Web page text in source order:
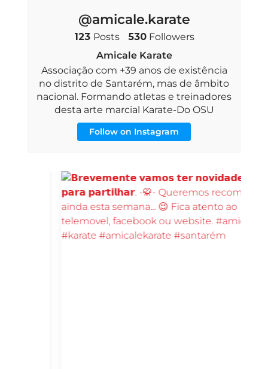
@amicale.karate
123 Posts 530Followers
Amicale Karate
Associação com +39 anos de existência
no distrito de Santarém, mas de âmbito
nacional. Formando atletas e treinadores
desta arte marcial Karate-Do OSU
Follow on Instagram